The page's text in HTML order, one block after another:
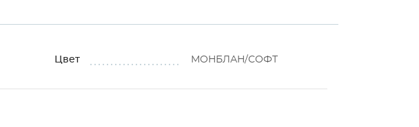
Цвет МОНБЛАН/СОФТ